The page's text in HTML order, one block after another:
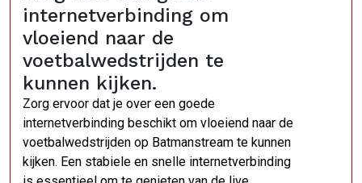
internetverbinding om
vloeiend naar de
voetbalwedstrijden te
kunnen kijken.
Zorg ervoor dat je over een goede
internetverbinding beschikt om vloeiend naar de
voetbalwedstrijden op Batmanstream te kunnen
kijken. Een stabiele en snelle internetverbinding